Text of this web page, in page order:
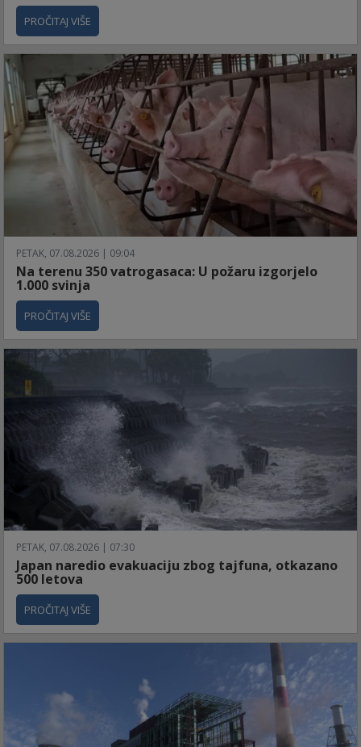
PROČITAJ VIŠE
PETAK, 07.08.2026 | 09:04
Na terenu 350 vatrogasaca: U požaru izgorjelo
1.000 svinja
PROČITAJ VIŠE
PETAK, 07.08.2026 | 07:30
Japan naredio evakuaciju zbog tajfuna, otkazano
500 letova
PROČITAJ VIŠE